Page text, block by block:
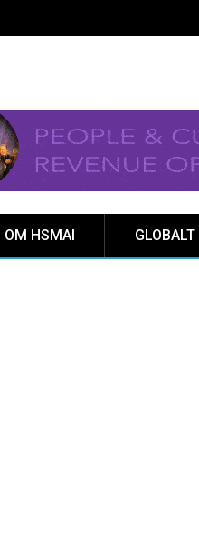
OM HSMAI GLOBALT